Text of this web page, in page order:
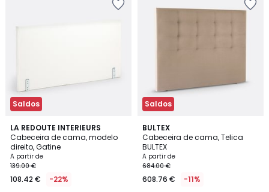
Saldos
LA REDOUTE INTERIEURS
Cabeceira de cama, modelo
direito, Gatine
A partir de
139.00 €
108.42 € -22%
3,4
/ 5
Saldos
BULTEX
Cabeceira de cama, Telica
BULTEX
A partir de
684.00 €
608.76 € -11%
4
Cores